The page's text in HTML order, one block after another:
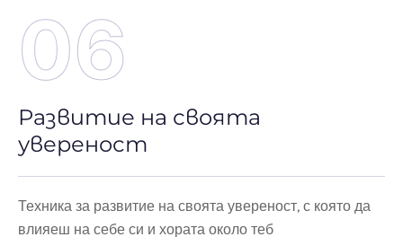
06
Развитие на своята
увереност
Техника за развитие на своята увереност, с която да
влияеш на себе си и хората около теб